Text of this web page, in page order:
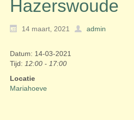
Hazerswoude
14 maart, 2021
admin
Datum: 14-03-2021
Tijd: 12:00 - 17:00
Locatie
Mariahoeve